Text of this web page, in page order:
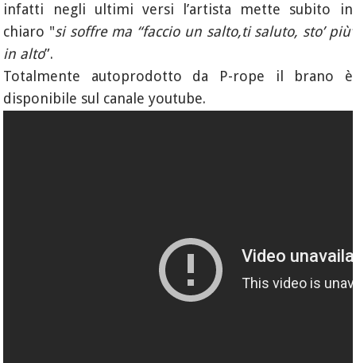
infatti negli ultimi versi l’artista mette subito in
chiaro "si soffre ma “faccio un salto,ti saluto, sto’ più’
in alto”.
Totalmente autoprodotto da P-rope il brano è
disponibile sul canale youtube.